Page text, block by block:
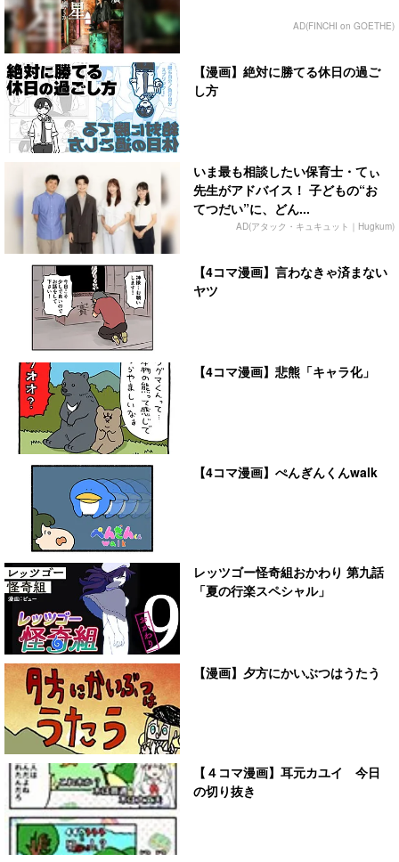
AD(FINCHI on GOETHE)
【漫画】絶対に勝てる休日の過ご
し方
いま最も相談したい保育士・てぃ
先生がアドバイス！ 子どもの“お
てつだい”に、どん...
AD(アタック・キュキュット｜Hugkum)
【4コマ漫画】言わなきゃ済まない
ヤツ
【4コマ漫画】悲熊「キャラ化」
【4コマ漫画】ぺんぎんくんwalk
レッツゴー怪奇組おかわり 第九話
「夏の行楽スペシャル」
【漫画】夕方にかいぶつはうたう
【４コマ漫画】耳元カユイ 今日
の切り抜き